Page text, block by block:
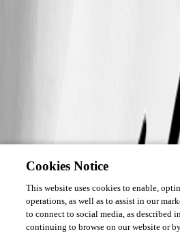
Cookies Notice
This website uses cookies to enable,
operations, as well as to assist in our
to connect to social media, as described
continuing to browse on our website or